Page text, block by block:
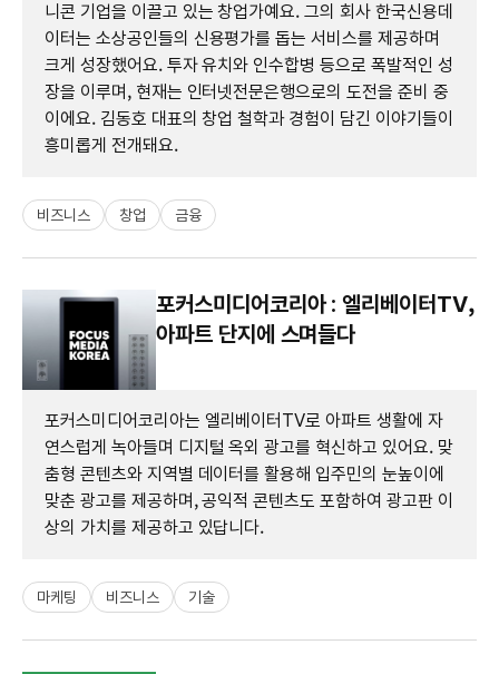
니콘 기업을 이끌고 있는 창업가예요. 그의 회사 한국신용데
이터는 소상공인들의 신용평가를 돕는 서비스를 제공하며
크게 성장했어요. 투자 유치와 인수합병 등으로 폭발적인 성
장을 이루며, 현재는 인터넷전문은행으로의 도전을 준비 중
이에요. 김동호 대표의 창업 철학과 경험이 담긴 이야기들이
흥미롭게 전개돼요.
비즈니스 창업 금융
포커스미디어코리아 : 엘리베이터TV,
아파트 단지에 스며들다
포커스미디어코리아는 엘리베이터TV로 아파트 생활에 자
연스럽게 녹아들며 디지털 옥외 광고를 혁신하고 있어요. 맞
춤형 콘텐츠와 지역별 데이터를 활용해 입주민의 눈높이에
맞춘 광고를 제공하며, 공익적 콘텐츠도 포함하여 광고판 이
상의 가치를 제공하고 있답니다.
마케팅 비즈니스 기술